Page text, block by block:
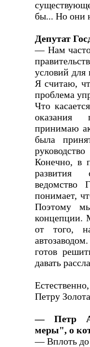
бы... Но они
Депутат
— Нам часто
условий
Я считаю,
проблема
Что
оказания
принимаю
была
Конечно, в
развития
ведомство
понимает,
Поэтому
концепции.
от того,
готов
давать
Петру
— Петр
меры", о
— Вплоть до